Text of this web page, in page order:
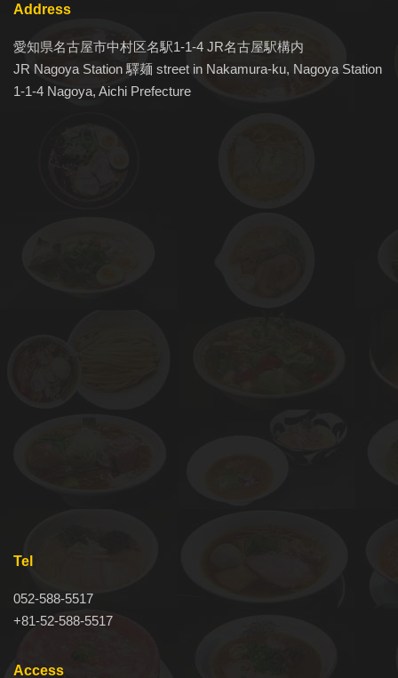
Address
愛知県名古屋市中村区名駅1-1-4 JR名古屋駅構内
JR Nagoya Station 驛麺 street in Nakamura-ku, Nagoya Station
1-1-4 Nagoya, Aichi Prefecture
Tel
052-588-5517
+81-52-588-5517
Access